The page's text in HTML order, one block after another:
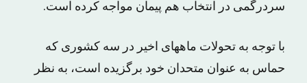
سردرگمى در انتخاب هم پیمان مواجه کرده است.
با توجه به تحولات ماههاى اخیر در سه کشورى که
حماس به عنوان متحدان خود برگزیده است، به نظر